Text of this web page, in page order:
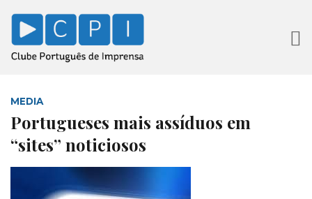
MEDIA
Portugueses mais assíduos em
“sites” noticiosos